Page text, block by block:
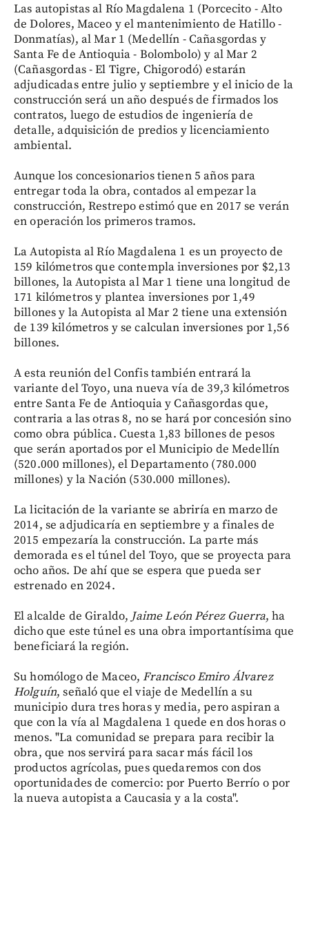
Las autopistas al Río Magdalena 1 (Porcecito - Alto
de Dolores, Maceo y el mantenimiento de Hatillo -
Donmatías), al Mar 1 (Medellín - Cañasgordas y
Santa Fe de Antioquia - Bolombolo) y al Mar 2
(Cañasgordas - El Tigre, Chigorodó) estarán
adjudicadas entre julio y septiembre y el inicio de la
construcción será un año después de firmados los
contratos, luego de estudios de ingeniería de
detalle, adquisición de predios y licenciamiento
ambiental.
Aunque los concesionarios tienen 5 años para
entregar toda la obra, contados al empezar la
construcción, Restrepo estimó que en 2017 se verán
en operación los primeros tramos.
La Autopista al Río Magdalena 1 es un proyecto de
159 kilómetros que contempla inversiones por $2,13
billones, la Autopista al Mar 1 tiene una longitud de
171 kilómetros y plantea inversiones por 1,49
billones y la Autopista al Mar 2 tiene una extensión
de 139 kilómetros y se calculan inversiones por 1,56
billones.
A esta reunión del Confis también entrará la
variante del Toyo, una nueva vía de 39,3 kilómetros
entre Santa Fe de Antioquia y Cañasgordas que,
contraria a las otras 8, no se hará por concesión sino
como obra pública. Cuesta 1,83 billones de pesos
que serán aportados por el Municipio de Medellín
(520.000 millones), el Departamento (780.000
millones) y la Nación (530.000 millones).
La licitación de la variante se abriría en marzo de
2014, se adjudicaría en septiembre y a finales de
2015 empezaría la construcción. La parte más
demorada es el túnel del Toyo, que se proyecta para
ocho años. De ahí que se espera que pueda ser
estrenado en 2024.
El alcalde de Giraldo, Jaime León Pérez Guerra, ha
dicho que este túnel es una obra importantísima que
beneficiará la región.
Su homólogo de Maceo,Francisco Emiro Álvarez
Holguín, señaló que el viaje de Medellín a su
municipio dura tres horas y media, pero aspiran a
que con la vía al Magdalena 1 quede en dos horas o
menos. "La comunidad se prepara para recibir la
obra, que nos servirá para sacar más fácil los
productos agrícolas, pues quedaremos con dos
oportunidades de comercio: por Puerto Berrío o por
la nueva autopista a Caucasia y a la costa".